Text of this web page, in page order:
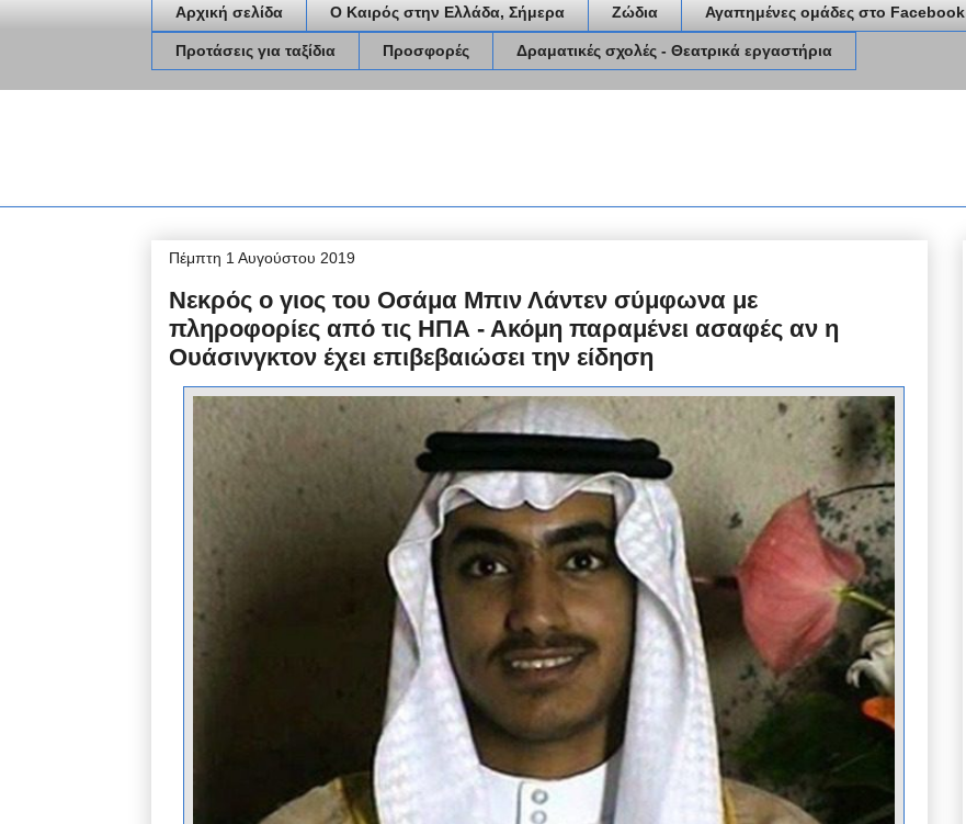
Αρχική σελίδα Ο Καιρός στην Ελλάδα, Σήμερα Ζώδια Αγαπημένες ομάδες στο Facebook
Προτάσεις για ταξίδια Προσφορές Δραματικές σχολές - Θεατρικά εργαστήρια
Πέμπτη 1 Αυγούστου 2019
Νεκρός ο γιος του Οσάμα Μπιν Λάντεν σύμφωνα με
πληροφορίες από τις ΗΠΑ - Ακόμη παραμένει ασαφές αν η
Ουάσινγκτον έχει επιβεβαιώσει την είδηση